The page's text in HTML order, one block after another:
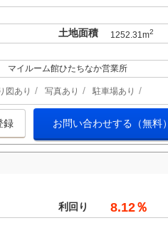
土地面積 1252.31m2
マイルーム館ひたちなか営業所
図あり 写真あり 駐車場あり
録 お問い合わせする（無料）
利回り 8.12％